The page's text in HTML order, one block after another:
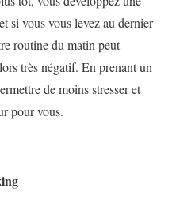
si vous vous levez au dernier
routine du matin peut
très négatif. En prenant un
de moins stresser et
pour vous.